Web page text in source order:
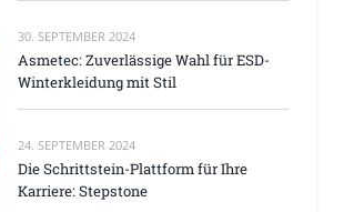
30. SEPTEMBER 2024
Asmetec: Zuverlässige Wahl für ESD-
Winterkleidung mit Stil
24. SEPTEMBER 2024
Die Schrittstein-Plattform für Ihre
Karriere: Stepstone